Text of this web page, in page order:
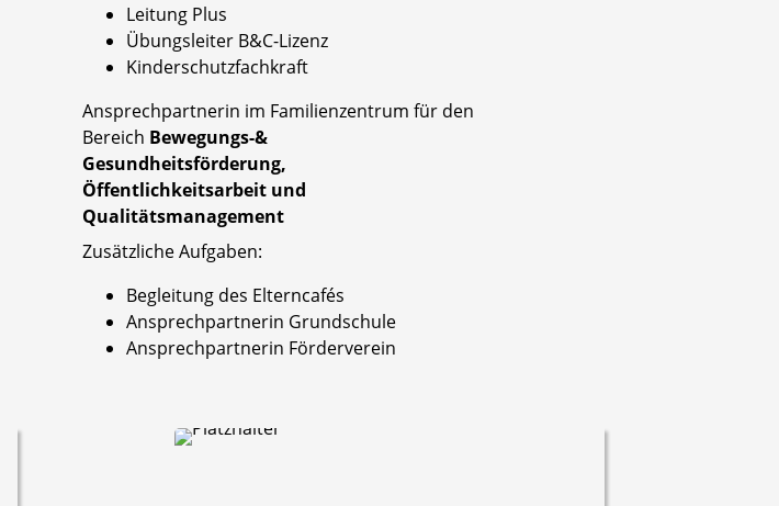
Leitung Plus
Übungsleiter B&C-Lizenz
Kinderschutzfachkraft
Ansprechpartnerin im Familienzentrum für den
Bereich Bewegungs-&
Gesundheitsförderung,
Öffentlichkeitsarbeit und
Qualitätsmanagement
Zusätzliche Aufgaben:
Begleitung des Elterncafés
Ansprechpartnerin Grundschule
Ansprechpartnerin Förderverein